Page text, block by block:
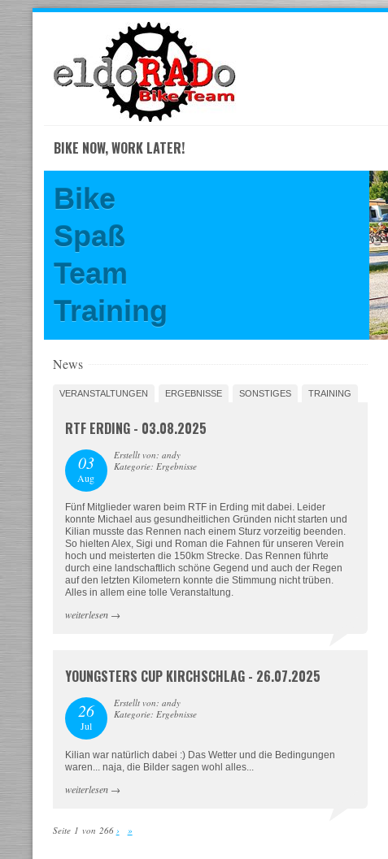
content
BIKE NOW, WORK LATER!
Bike
Spaß
Team
Training
News
VERANSTALTUNGEN ERGEBNISSE SONSTIGES TRAINING
RTF ERDING - 03.08.2025
03
Aug
Erstellt von: andy
Kategorie: Ergebnisse
Fünf Mitglieder waren beim RTF in Erding mit dabei. Leider
konnte Michael aus gesundheitlichen Gründen nicht starten und
Kilian musste das Rennen nach einem Sturz vorzeitig beenden.
So hielten Alex, Sigi und Roman die Fahnen für unseren Verein
hoch und meisterten die 150km Strecke. Das Rennen führte
durch eine landschaftlich schöne Gegend und auch der Regen
auf den letzten Kilometern konnte die Stimmung nicht trüben.
Alles in allem eine tolle Veranstaltung.
weiterlesen→
YOUNGSTERS CUP KIRCHSCHLAG - 26.07.2025
26
Jul
Erstellt von: andy
Kategorie: Ergebnisse
Kilian war natürlich dabei :) Das Wetter und die Bedingungen
waren... naja, die Bilder sagen wohl alles...
weiterlesen→
Seite 1 von 266 › »